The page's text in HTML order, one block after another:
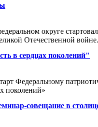
округе
Отечественной войне.
в сердцах поколений"
Федеральному
поколений»
совещание в